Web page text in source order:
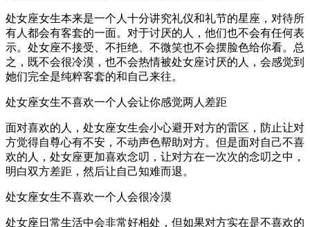
处女座女生本来是一个人十分讲究礼仪和礼节的星座，对待所
有人都会有客套的一面。对于讨厌的人，他们也不会有任何表
示。处女座不接受、不拒绝、不微笑也不会摆脸色给你看。总
之，既不会很冷漠，也不会热情被处女座讨厌的人，会感觉到
她们完全是纯粹客套的和自己来往。
处女座女生不喜欢一个人会让你感觉两人差距
面对喜欢的人，处女座女生会小心避开对方的雷区，防止让对
方觉得自尊心有不安，不动声色帮助对方。但是面对自己不喜
欢的人，处女座更加喜欢念叨，让对方在一次次的念叨之中，
明白双方差距，然后让自己知难而退。
处女座女生不喜欢一个人会很冷漠
处女座日常生活中会非常好相处，但如果对方实在是不喜欢的